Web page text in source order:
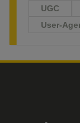
UGC
User-